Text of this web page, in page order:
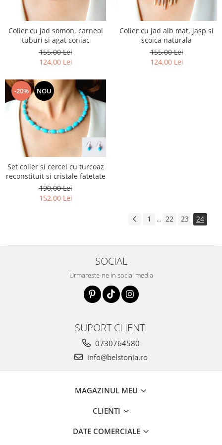
Colier cu jad somon, carneol
tuburi si agat coniac
155,00 Lei
124,00 Lei
Colier cu jad alb mat, jasp si
scoica naturala
155,00 Lei
124,00 Lei
-20% NOU
Set colier si cercei cu turcoaz
reconstituit si cristale fatetate
190,00 Lei
152,00 Lei
1 ... 22 23 24
SOCIAL
Urmareste-ne in social media
SUPORT CLIENTI
0730764580
info@belstonia.ro
MAGAZINUL MEU
CLIENTI
DATE COMERCIALE